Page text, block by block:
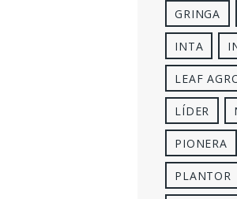
GRINGA
INTA
LEAF
LÍDER
PIONERA
PLANTOR